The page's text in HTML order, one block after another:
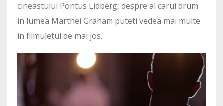
cineastului Pontus Lidberg, despre al carui drum
in lumea Marthei Graham puteti vedea mai multe
in filmuletul de mai jos.